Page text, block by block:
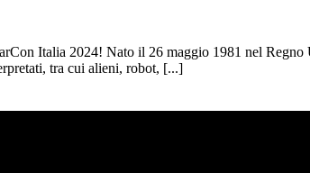
Italia 2024! Nato il 26 maggio 1981 nel
tra cui alieni, robot, [...]